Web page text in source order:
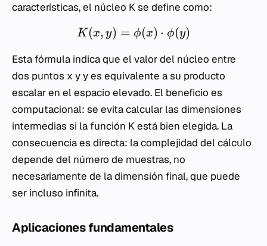
características, el núcleo Kse define como:
K (x, y) = ϕ(x) ⋅ ϕ(y)
Esta fórmula indica que el valor del núcleo entre
dos puntos x yyes equivalente a su producto
escalar en el espacio elevado. El beneficio es
computacional: se evita calcular las dimensiones
intermedias si la función Kestá bien elegida. La
consecuencia es directa: la complejidad del cálculo
depende del número de muestras, no
necesariamente de la dimensión final, que puede
ser incluso infinita.
Aplicaciones fundamentales